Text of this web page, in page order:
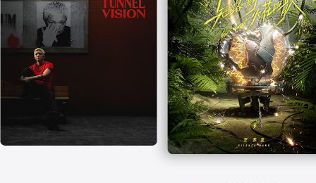
中
打
开)